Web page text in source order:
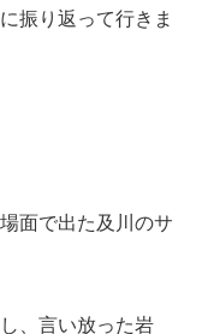
振り返って行きま
面で出た及川のサ
、言い放った岩